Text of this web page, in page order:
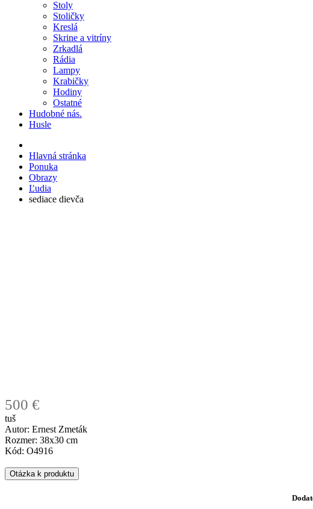
Stoly
Stoličky
Kreslá
Skrine a vitríny
Zrkadlá
Rádia
Lampy
Krabičky
Hodiny
Ostatné
Hudobné nás.
Husle
Hlavná stránka
Ponuka
Obrazy
Ľudia
sediace dievča
500 €
tuš
Autor: Ernest Zmeták
Rozmer: 38x30 cm
Kód: O4916
Otázka k produktu